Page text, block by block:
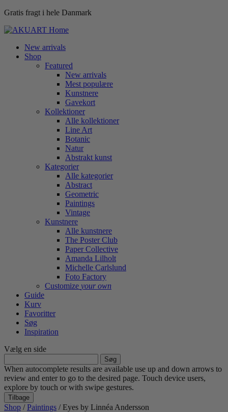
Gratis fragt i hele Danmark
New arrivals
Shop
Featured
New arrivals
Mest populære
Kunstnere
Gavekort
Kollektioner
Alle kollektioner
Line Art
Botanic
Natur
Abstrakt kunst
Kategorier
Alle kategorier
Abstract
Geometric
Paintings
Vintage
Kunstnere
Alle kunstnere
The Poster Club
Paper Collective
Amanda Lilholt
Michelle Carlslund
Foto Factory
Customize your own
Guide
Kurv
Favoritter
Søg
Inspiration
Vælg en side
efter:
When autocomplete results are available use up and down arrows to
review and enter to go to the desired page. Touch device users,
explore by touch or with swipe gestures.
Tilbage
Shop /Paintings / Eyes by Linnéa Andersson